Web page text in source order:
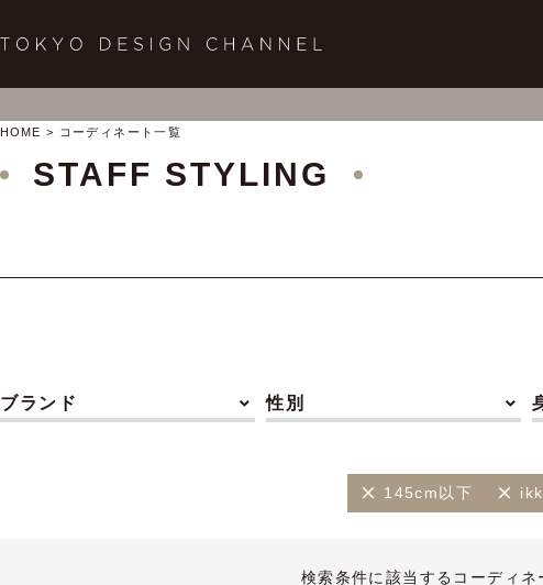
HOME コーディネート一覧
STAFF STYLING
ブランド 性別
145cm以下
検索条件に該当するコーディ